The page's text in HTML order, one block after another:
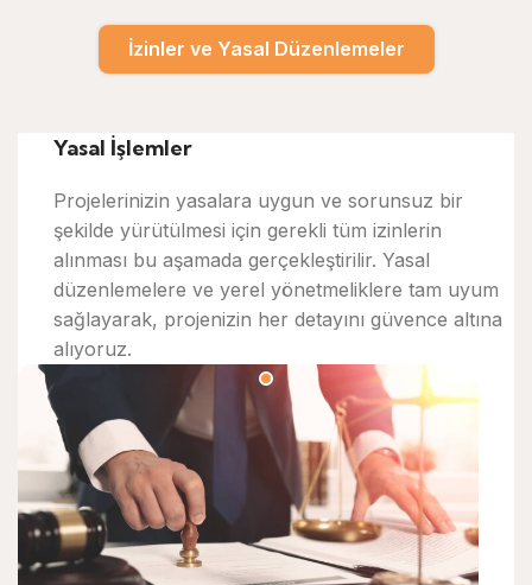
İzinler ve Yasal Düzenlemeler
Yasal İşlemler
Projelerinizin yasalara uygun ve sorunsuz bir
şekilde yürütülmesi için gerekli tüm izinlerin
alınması bu aşamada gerçekleştirilir. Yasal
düzenlemelere ve yerel yönetmeliklere tam uyum
sağlayarak, projenizin her detayını güvence altına
alıyoruz.